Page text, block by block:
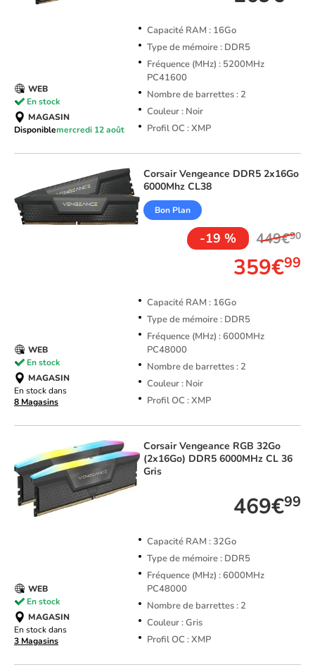
Capacité RAM : 16Go
Type de mémoire : DDR5
Fréquence (MHz) : 5200MHz
PC41600
Nombre de barrettes : 2
Couleur : Noir
Profil OC : XMP
WEB
En stock
MAGASIN
Disponiblemercredi 12 août
CorsairVengeance DDR5 2x16Go
6000Mhz CL38
Bon Plan
-19 % 449€90
359€99
Capacité RAM : 16Go
Type de mémoire : DDR5
Fréquence (MHz) : 6000MHz
PC48000
Nombre de barrettes : 2
Couleur : Noir
Profil OC : XMP
WEB
En stock
MAGASIN
En stock dans
8 Magasins
CorsairVengeance RGB 32Go
(2x16Go) DDR5 6000MHz CL 36
Gris
469€99
Capacité RAM : 32Go
Type de mémoire : DDR5
Fréquence (MHz) : 6000MHz
PC48000
Nombre de barrettes : 2
Couleur : Gris
Profil OC : XMP
WEB
En stock
MAGASIN
En stock dans
3 Magasins